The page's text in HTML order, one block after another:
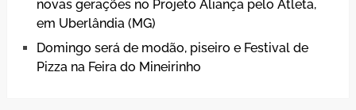
novas gerações no Projeto Aliança pelo Atleta,
em Uberlândia (MG)
Domingo será de modão, piseiro e Festival de
Pizza na Feira do Mineirinho